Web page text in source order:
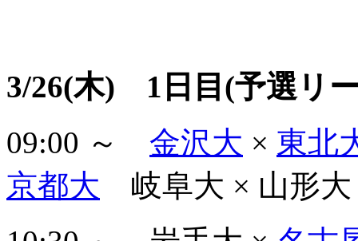
3/26(木) 1日目(予選リ
09:00 ～ 金沢大 × 東北
京都大 岐阜大 × 山形大